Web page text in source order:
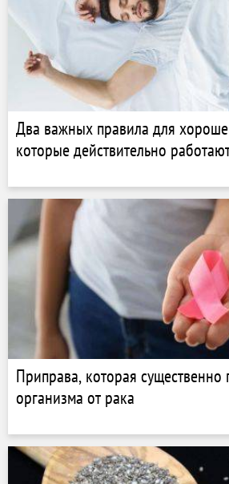
Два важных правила для
которые действительно
Приправа, которая
организма от рака